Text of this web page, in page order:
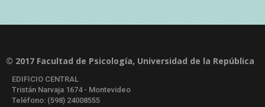
© 2017 Facultad de Psicología, Universidad de la República
EDIFICIO CENTRAL
Tristán Narvaja 1674 - Montevideo
Teléfono: (598) 24008555